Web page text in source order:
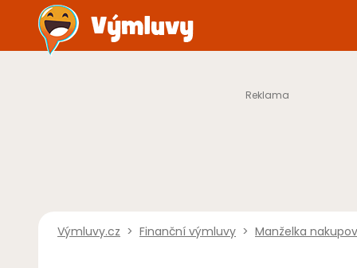
Výmluvy.cz > Finanční výmluvy > Manželka